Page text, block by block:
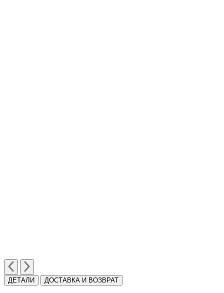
ДЕТАЛИ ДОСТАВКА И ВОЗВРАТ